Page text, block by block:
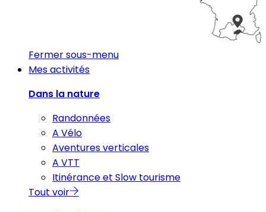
Fermer sous-menu
Mes activités
Dans la nature
Randonnées
A Vélo
Aventures verticales
A VTT
Itinérance et Slow tourisme
Tout voir